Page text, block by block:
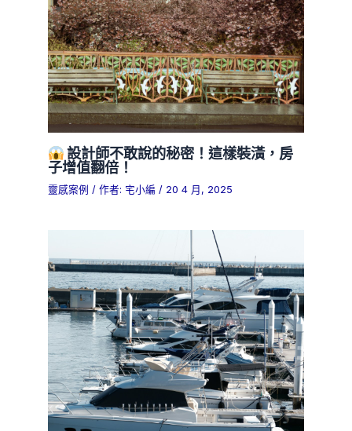
設計師不敢說的秘密！這樣裝潢，房
子增值翻倍！
靈感案例 / 作者: 宅小編/ 20 4 月, 2025